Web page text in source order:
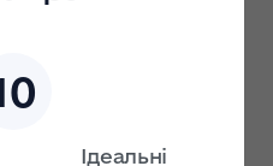
портал